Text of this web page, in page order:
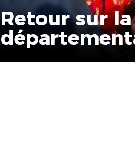
Retour sur
U13 !